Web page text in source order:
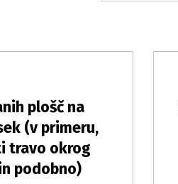
plošč na
(v primeru,
travo okrog
podobno)